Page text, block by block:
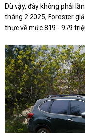
Dù vậy, đây không phải
tháng 2.2025, Forester
thực về mức 819 - 979